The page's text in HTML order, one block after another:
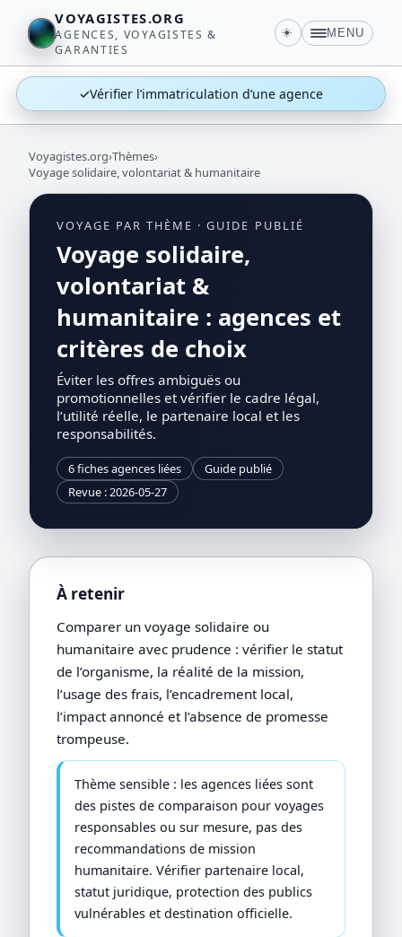
VOYAGISTES.ORG
AGENCES, VOYAGISTES &
GARANTIES
☀️ MENU
✓Vérifier l’immatriculation d’une agence
Voyagistes.org›Thèmes›
Voyage solidaire, volontariat & humanitaire
VOYAGE PAR THÈME · GUIDE PUBLIÉ
Voyage solidaire,
volontariat &
humanitaire : agences et
critères de choix
Éviter les offres ambiguës ou
promotionnelles et vérifier le cadre légal,
l’utilité réelle, le partenaire local et les
responsabilités.
6 fiches agences liées
Guide publié
Revue : 2026-05-27
À retenir
Comparer un voyage solidaire ou
humanitaire avec prudence : vérifier le statut
de l’organisme, la réalité de la mission,
l’usage des frais, l’encadrement local,
l’impact annoncé et l’absence de promesse
trompeuse.
Thème sensible : les agences liées sont
des pistes de comparaison pour voyages
responsables ou sur mesure, pas des
recommandations de mission
humanitaire. Vérifier partenaire local,
statut juridique, protection des publics
vulnérables et destination officielle.